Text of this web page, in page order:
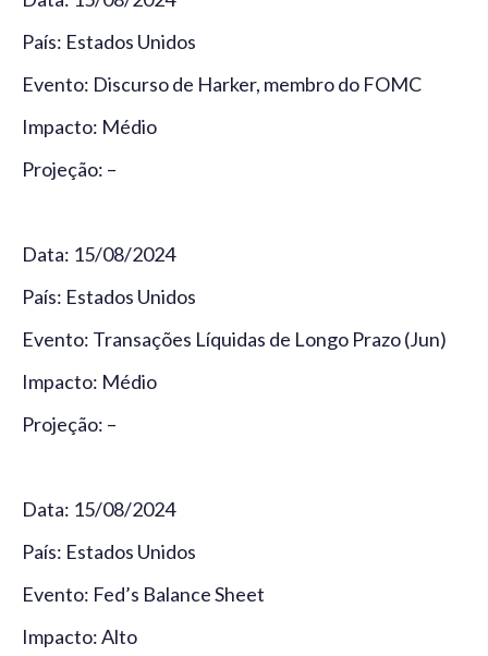
País: Estados Unidos
Evento: Discurso de Harker, membro do FOMC
Impacto: Médio
Projeção: –
Data: 15/08/2024
País: Estados Unidos
Evento: Transações Líquidas de Longo Prazo (Jun)
Impacto: Médio
Projeção: –
Data: 15/08/2024
País: Estados Unidos
Evento: Fed’s Balance Sheet
Impacto: Alto